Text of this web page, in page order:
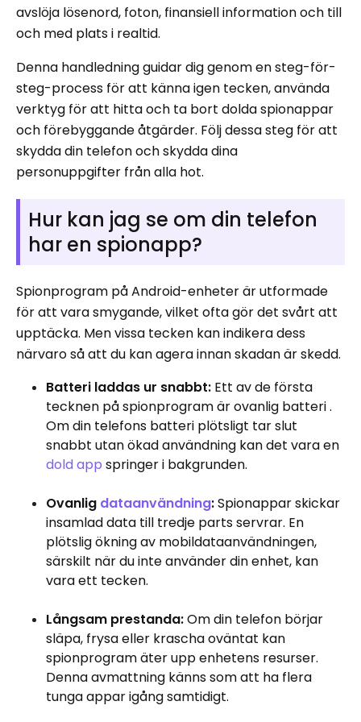
avslöja lösenord, foton, finansiell information och till
och med plats i realtid.
Denna handledning guidar dig genom en steg-för-
steg-process för att känna igen tecken, använda
verktyg för att hitta och ta bort dolda spionappar
och förebyggande åtgärder. Följ dessa steg för att
skydda din telefon och skydda dina
personuppgifter från alla hot.
Hur kan jag se om din telefon
har en spionapp?
Spionprogram på Android-enheter är utformade
för att vara smygande, vilket ofta gör det svårt att
upptäcka. Men vissa tecken kan indikera dess
närvaro så att du kan agera innan skadan är skedd.
Batteri laddas ur snabbt: Ett av de första
tecknen på spionprogram är ovanlig batteri .
Om din telefons batteri plötsligt tar slut
snabbt utan ökad användning kan det vara en
dold app springer i bakgrunden.
Ovanlig dataanvändning:Spionappar skickar
insamlad data till tredje parts servrar. En
plötslig ökning av mobildataanvändningen,
särskilt när du inte använder din enhet, kan
vara ett tecken.
Långsam prestanda:Om din telefon börjar
släpa, frysa eller krascha oväntat kan
spionprogram äter upp enhetens resurser.
Denna avmattning känns som att ha flera
tunga appar igång samtidigt.